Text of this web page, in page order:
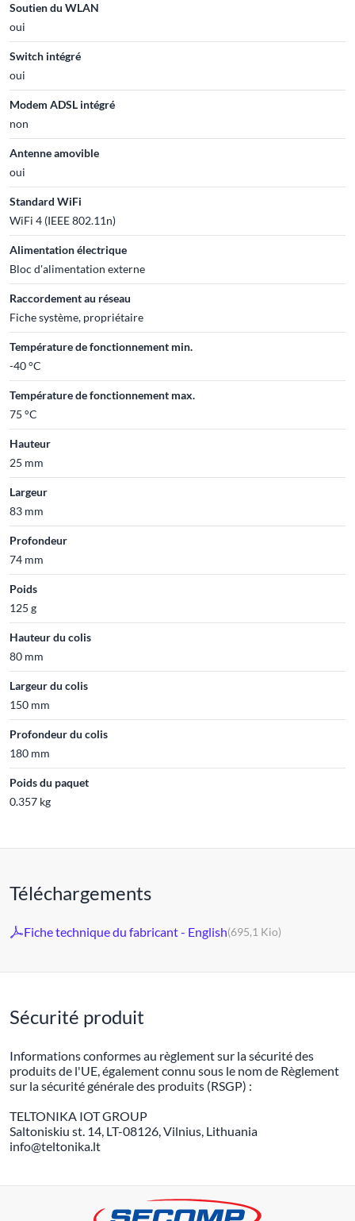
Soutien du WLAN
oui
Switch intégré
oui
Modem ADSL intégré
non
Antenne amovible
oui
Standard WiFi
WiFi 4 (IEEE 802.11n)
Alimentation électrique
Bloc d'alimentation externe
Raccordement au réseau
Fiche système, propriétaire
Température de fonctionnement min.
-40 °C
Température de fonctionnement max.
75 °C
Hauteur
25 mm
Largeur
83 mm
Profondeur
74 mm
Poids
125 g
Hauteur du colis
80 mm
Largeur du colis
150 mm
Profondeur du colis
180 mm
Poids du paquet
0.357 kg
Téléchargements
Fiche technique du fabricant - English(695,1 Kio)
Sécurité produit
Informations conformes au règlement sur la sécurité des
produits de l'UE, également connu sous le nom de Règlement
sur la sécurité générale des produits (RSGP) :
TELTONIKA IOT GROUP
Saltoniskiu st. 14, LT-08126, Vilnius, Lithuania
info@teltonika.lt